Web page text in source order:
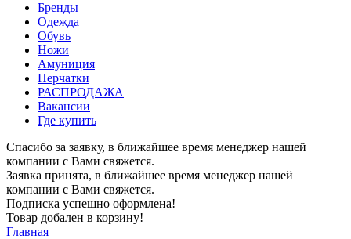
Бренды
Одежда
Обувь
Ножи
Амуниция
Перчатки
РАСПРОДАЖА
Вакансии
Где купить
Спасибо за заявку, в ближайшее время менеджер нашей
компании с Вами свяжется.
Заявка принята, в ближайшее время менеджер нашей
компании с Вами свяжется.
Подписка успешно оформлена!
Товар добален в корзину!
Главная